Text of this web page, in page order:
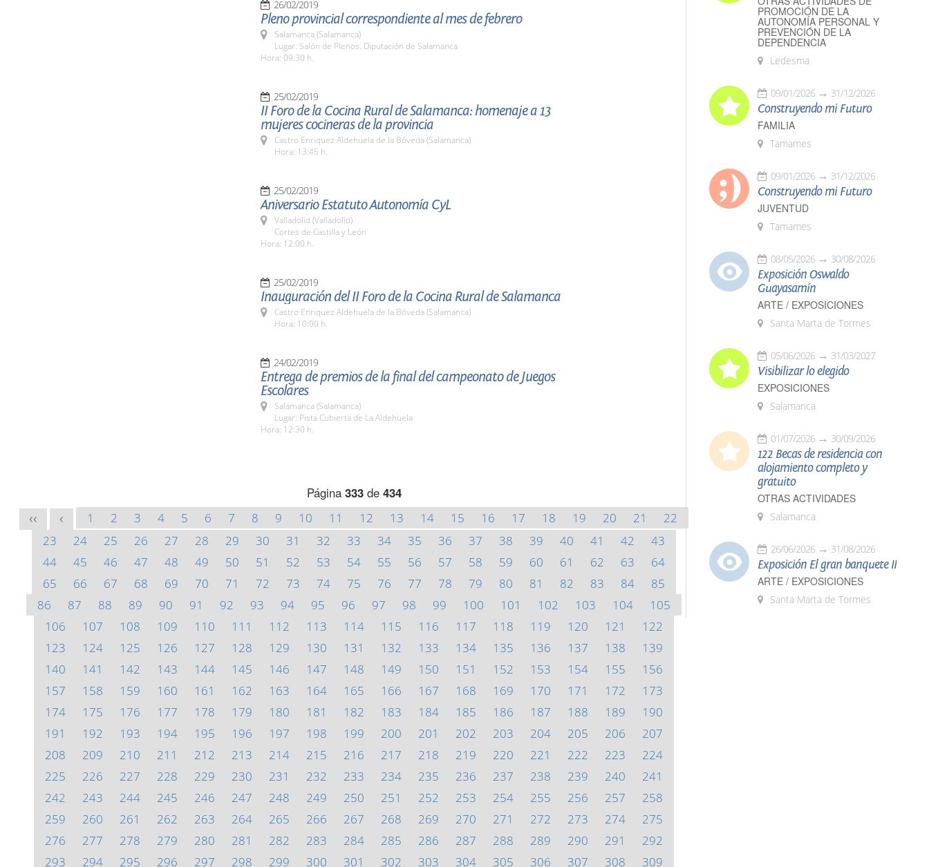
26/02/2019
Pleno provincial correspondiente al mes de febrero
Salamanca (Salamanca)
Lugar: Salón de Plenos. Diputación de Salamanca
Hora: 09:30 h.
25/02/2019
II Foro de la Cocina Rural de Salamanca: homenaje a 13
mujeres cocineras de la provincia
Castro Enriquez Aldehuela de la Bóveda (Salamanca)
Hora: 13:45 h.
25/02/2019
Aniversario Estatuto Autonomía CyL
Valladolid (Valladolid)
Cortes de Castilla y León
Hora: 12:00 h.
25/02/2019
Inauguración del II Foro de la Cocina Rural de Salamanca
Castro Enriquez Aldehuela de la Bóveda (Salamanca)
Hora: 10:00 h.
24/02/2019
Entrega de premios de la final del campeonato de Juegos
Escolares
Salamanca (Salamanca)
Lugar: Pista Cubierta de La Aldehuela
Hora: 12:30 h.
Página 333de 434
<< < 1 2 3 4 5 6 7 8 9 10 11 12 13 14 15 16 17 18 19 20 21
22
23
24 25 26 27 28 29 30 31 32 33 34 35 36 37 38 39 40 41 42
43
44
45 46 47 48 49 50 51 52 53 54 55 56 57 58 59 60 61 62 63
64
65
66 67 68 69 70 71 72 73 74 75 76 77 78 79 80 81 82 83 84
85
86
87 88 89 90 91 92 93 94 95 96 97 98 99 100 101 102 103 104
105
106
107 108 109 110 111 112 113 114 115 116 117 118 119 120 121
122
123
124 125 126 127 128 129 130 131 132 133 134 135 136 137 138
139
140
141 142 143 144 145 146 147 148 149 150 151 152 153 154 155
156
157
158 159 160 161 162 163 164 165 166 167 168 169 170 171 172
173
174
175 176 177 178 179 180 181 182 183 184 185 186 187 188 189
190
191
192 193 194 195 196 197 198 199 200 201 202 203 204 205 206
207
208
209 210 211 212 213 214 215 216 217 218 219 220 221 222 223
224
225
226 227 228 229 230 231 232 233 234 235 236 237 238 239 240
241
242
243 244 245 246 247 248 249 250 251 252 253 254 255 256 257
258
259
260 261 262 263 264 265 266 267 268 269 270 271 272 273 274
275
276
277 278 279 280 281 282 283 284 285 286 287 288 289 290 291
292
293
294 295 296 297 298 299 300 301 302 303 304 305 306 307 308 309
PROMOCIÓN DE LA
AUTONOMÍA PERSONAL Y
PREVENCIÓN DE LA
DEPENDENCIA
Ledesma
09/01/2026 31/12/2026
Construyendo mi Futuro
FAMILIA
Tamames
09/01/2026 31/12/2026
Construyendo mi Futuro
JUVENTUD
Tamames
08/05/2026 30/08/2026
Exposición Oswaldo
Guayasamín
ARTE / EXPOSICIONES
Santa Marta de Tormes
05/06/2026 31/03/2027
Visibilizar lo elegido
EXPOSICIONES
Salamanca
01/07/2026 30/09/2026
122 Becas de residencia con
alojamiento completo y
gratuito
OTRAS ACTIVIDADES
Salamanca
26/06/2026 31/08/2026
Exposición El gran banquete II
ARTE / EXPOSICIONES
Santa Marta de Tormes